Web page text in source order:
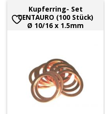
Kupferring- Set
CENTAURO (100 Stück)
Ø 10/16 x 1.5mm